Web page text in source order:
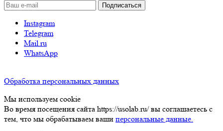
Instagram
Telegram
Mail.ru
WhatsApp
Обработка персональных данных
Мы используем cookie
Во время посещения сайта https://usolab.ru/ вы соглашаетесь с
тем, что мы обрабатываем ваши персональные данные.